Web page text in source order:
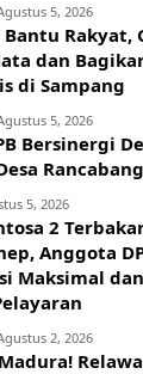
5, 2026
Bantu Rakyat,
dan
di Sampang
5, 2026
Bersinergi
5, 2026
2
Anggota
Maksimal dan
2, 2026